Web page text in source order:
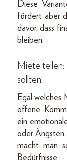
Diese
fördert aber
davor, dass
bleiben.
Miete
sollten
Egal welches
offene
ein
oder
macht man